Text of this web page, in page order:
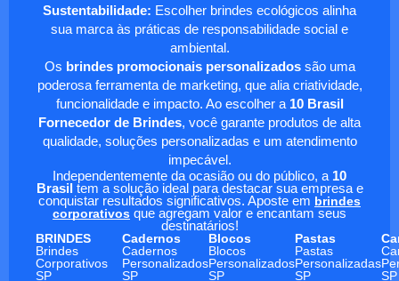
Sustentabilidade: Escolher brindes ecológicos alinha
sua marca às práticas de responsabilidade social e
ambiental.
Os brindes promocionais personalizadossão uma
poderosa ferramenta de marketing, que alia criatividade,
funcionalidade e impacto. Ao escolher a 10 Brasil
Fornecedor de Brindes, você garante produtos de alta
qualidade, soluções personalizadas e um atendimento
impecável.
Independentemente da ocasião ou do público, a 10
Brasil tem a solução ideal para destacar sua empresa e
conquistar resultados significativos. Aposte em brindes
corporativos que agregam valor e encantam seus
destinatários!
BRINDES
Cadernos Blocos Pastas
Brindes
Corporativos
SP
Cadernos
Personalizados
SP
Blocos
Personalizados
SP
Pastas
Personalizadas
SP
SP